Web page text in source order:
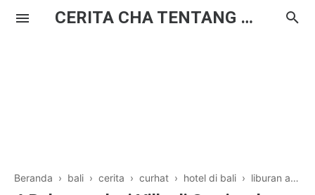
CERITA CHA TENTANG HAL BIASA
Beranda › bali › cerita › curhat › hotel di bali › liburan akhir tahun